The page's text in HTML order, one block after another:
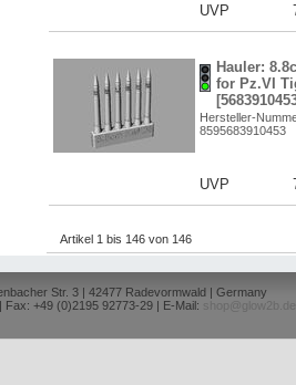
UVP
Hauler:
for Pz.VI
Hersteller-
8595683910453
UVP
Artikel 1 bis 146 von 146
Str. 3 | 42477 Radevormwald | Germany
+49 (0)2195 92773-29 | E-Mail:
shop@glow2b.de